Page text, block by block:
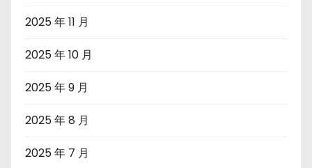
2025 年 11 月
2025 年 10 月
2025 年 9 月
2025 年 8 月
2025 年 7 月